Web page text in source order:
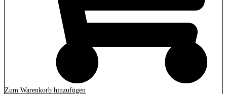
Zum Warenkorb hinzufügen